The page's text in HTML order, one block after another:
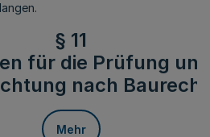
§ 11
für die Prüfung und
nach Baurecht
Mehr